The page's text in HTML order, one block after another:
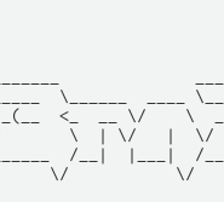
\______  ____
<_  __ \/    \
\  | \/   |  \/
/__|  |___|  /
\/